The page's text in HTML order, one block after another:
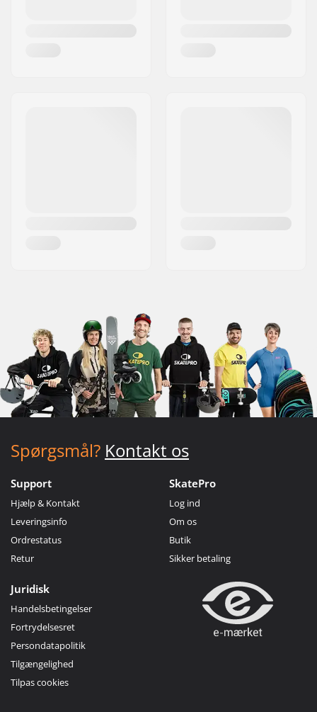
Spørgsmål? Kontakt os
Support
Hjælp & Kontakt
Leveringsinfo
Ordrestatus
Retur
SkatePro
Log ind
Om os
Butik
Sikker betaling
Juridisk
Handelsbetingelser
Fortrydelsesret
Persondatapolitik
Tilgængelighed
Tilpas cookies